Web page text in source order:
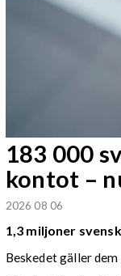
183 000
kontot –
2026 08 06
1,3 miljoner
Beskedet gäller